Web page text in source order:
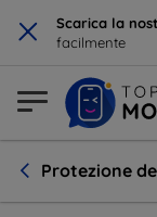
× Scarica la
facilmente
Protezione